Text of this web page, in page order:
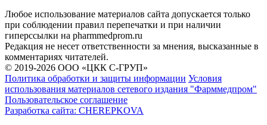
Любое использование материалов сайта допускается только
при соблюдении правил перепечатки и при наличии
гиперссылки на pharmmedprom.ru
Редакция не несет ответственности за мнения, высказанные в
комментариях читателей.
© 2019-2026 ООО «ЦКК С-ГРУП»
Политика обработки и защиты информации Условия
использования материалов сетевого издания "Фарммедпром"
Пользовательское соглашение
Разработка сайта: CHEREPKOVA